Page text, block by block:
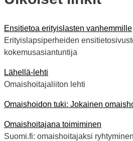
Ensitietoa erityislasten vanhemmille
Erityislapsiperheiden
kokemusasiantuntija
Lähellä-lehti
Omaishoitajaliiton lehti
Omaishoidon tuki: Jokainen
Omaishoitajana toimiminen
Suomi.fi: omaishoitajaksi